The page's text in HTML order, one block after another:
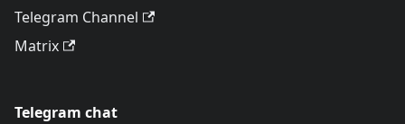
Telegram Channel
Matrix
Telegram chat